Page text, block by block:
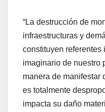
“La destrucción de
infraestructuras y
constituyen referentes
imaginario de nuestro
manera de manifestar
es totalmente
impacta su daño